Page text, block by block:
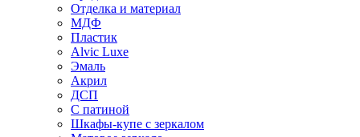
Отделка и материал
МДФ
Пластик
Alvic Luxe
Эмаль
Акрил
ДСП
С патиной
Шкафы-купе с зеркалом